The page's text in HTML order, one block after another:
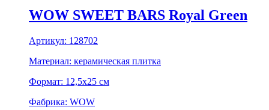
WOW SWEET BARS Royal Green
Артикул: 128702
Материал: керамическая плитка
Формат: 12,5x25 см
Фабрика: WOW